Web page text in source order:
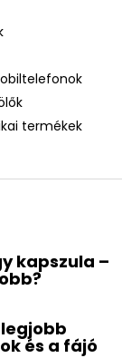
termékek
kapszula –
legjobb
és a fájó